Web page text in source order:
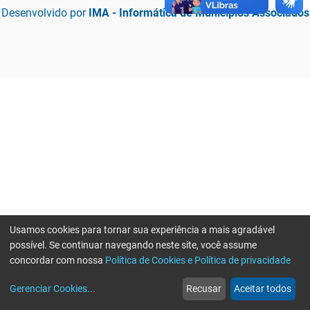
Desenvolvido por IMA - Informática de Municípios Associados
web
Notícias
more_horiz
Mais
Usamos cookies para tornar sua experiência a mais agradável
possível. Se continuar navegando neste site, você assume
concordar com nossa Política de Cookies e Política de privacidade
Gerenciar Cookies... Recusar Aceitar todos
Erro ao enviar informações, por favor tente novamente